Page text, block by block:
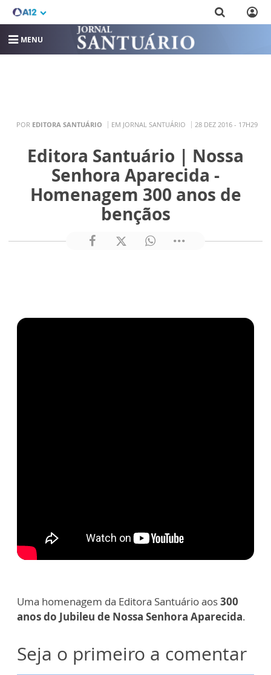
MENU
POR EDITORA SANTUÁRIO EM JORNAL SANTUÁRIO 28 DEZ 2016 - 17H29
Editora Santuário | Nossa
Senhora Aparecida -
Homenagem 300 anos de
bençãos
Uma homenagem da Editora Santuário aos300
anos do Jubileu de Nossa Senhora Aparecida.
Seja o primeiro a comentar